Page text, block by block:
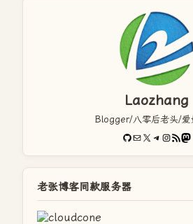
Laozhang
Blogger/八零后老头/爱
GitHub
电子邮件X Telegram
RSS Feed
老张博客同款服务器